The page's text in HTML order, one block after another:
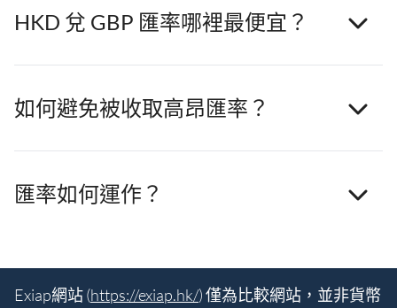
HKD 兌 GBP 匯率哪裡最便宜？
如何避免被收取高昂匯率？
匯率如何運作？
Exiap網站 (https://exiap.hk/) 僅為比較網站，並非貨幣